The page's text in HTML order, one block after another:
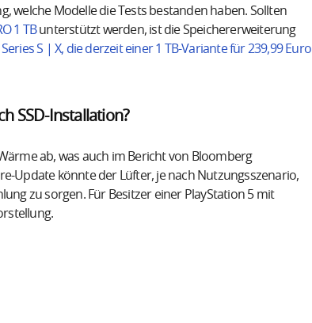
welche Modelle die Tests bestanden haben. Sollten
1 TBunterstützt werden, ist die Speichererweiterung
Series S | X, die derzeit einer 1 TB-Variante für 239,99 Euro
SSD-Installation?
ab, was auch im Bericht von Bloomberg
Update könnte der Lüfter, je nach Nutzungsszenario,
zu sorgen. Für Besitzer einer PlayStation 5 mit